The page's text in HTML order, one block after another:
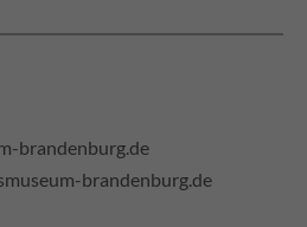
brandenburg.de
brandenburg.de